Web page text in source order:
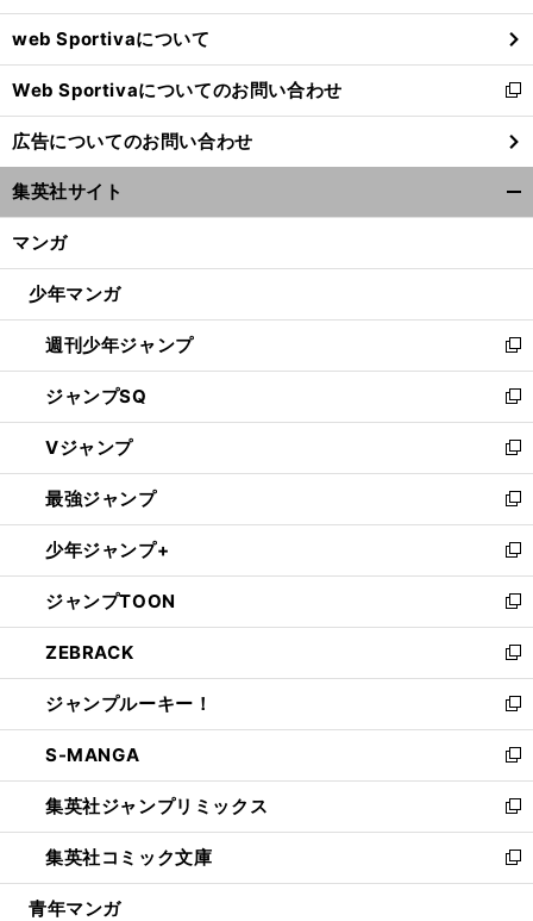
ウ
で
開
く
web Sportivaについて
Web Sportivaについてのお問い合わせ
新
し
い
ウ
ィ
ン
ウ
開
く
広告についてのお問い合わせ
集英社サイト
マンガ
少年マンガ
週刊少年ジャンプ
新
し
い
ウ
ィ
ン
ド
ウ
で
開
く
ジャンプSQ
新
し
い
ウ
ィ
ン
ド
ウ
で
開
く
Vジャンプ
新
し
い
ウ
ィ
ン
ド
ウ
で
開
く
最強ジャンプ
新
し
い
ウ
ィ
ン
ド
ウ
で
開
く
少年ジャンプ+
新
し
い
ウ
ィ
ン
ド
ウ
で
開
く
ジャンプTOON
新
し
い
ウ
ィ
ン
ド
ウ
で
開
く
ZEBRACK
新
し
い
ウ
ィ
ン
ド
ウ
で
開
ジャンプルーキー！
新
し
い
ウ
ィ
ン
ド
ウ
S-MANGA
新
し
い
ウ
ィ
ン
集英社ジャンプリミックス
新
し
い
ウ
集英社コミック文庫
新
し
青年マンガ